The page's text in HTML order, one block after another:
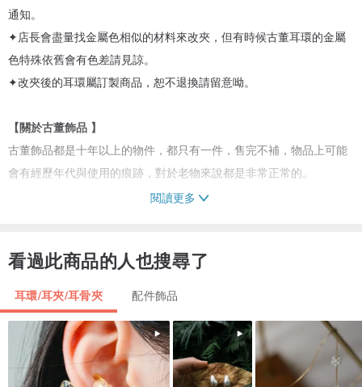
通知。
✦店長會盡量找金屬色相似的材料來改夾，但有時候古董耳環的金屬
色特殊依舊會有色差請見諒。
✦改夾後的耳環屬訂製商品，恕不退換請留意呦。
【關於古董飾品 】
古董飾品都是十年以上的物件，都只有一件，售完不補，物品上可能
會有經歷年代與使用的痕跡，對於老物來說都是非常正常的。
特此告知避免誤會。
Find Us On Instagram : old_mary__
Follow Us On Facebook : 老馬利
閱讀更多
看過此商品的人也搜尋了
耳環/耳夾/耳骨夾 配件飾品